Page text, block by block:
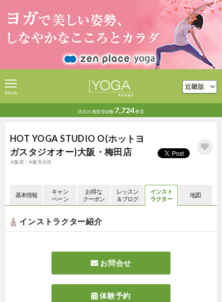
現在の教室登録数 7,724教室
Menu
HOT YOGA STUDIO O(ホットヨ
ガスタジオオー)大阪・梅田店
大阪府 / 大阪市北区
基本情報
キャン
ペーン
お得な
クーポン
レッスン
＆ブログ
インスト
ラクター
地図
インストラクター紹介
お問合せ
体験予約